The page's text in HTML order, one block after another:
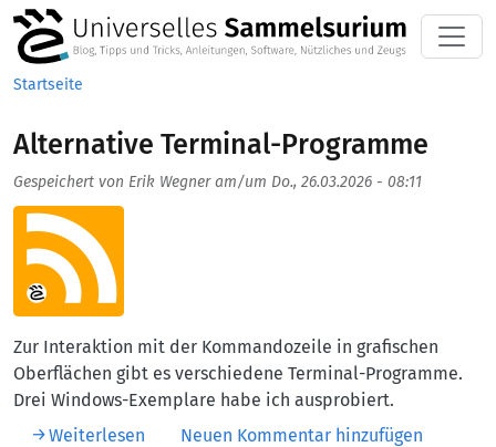
Direkt zum Inhalt
Startseite
Alternative Terminal-Programme
Gespeichert von Erik Wegneram/um Do., 26.03.2026 - 08:11
Aufmacherbild
Zur Interaktion mit der Kommandozeile in grafischen
Oberflächen gibt es verschiedene Terminal-Programme.
Drei Windows-Exemplare habe ich ausprobiert.
Weiterlesen über Alternative Terminal-Programme
Neuen Kommentar hinzufügen